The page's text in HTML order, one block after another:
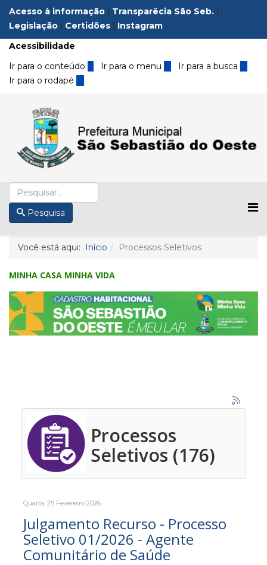
Acesso à informação | Transparêcia São Seb. |
Legislação | Certidões | Instagram
Acessibilidade
Ir para o conteúdo 1 Ir para o menu 2 Ir para a busca3
Ir para o rodapé 4 .
Pesquisa
Você está aqui: Início Processos Seletivos
MINHA CASA MINHA VIDA
Processos
Seletivos (176)
Quarta, 25 Fevereiro 2026
Julgamento Recurso - Processo
Seletivo 01/2026 - Agente
Comunitário de Saúde